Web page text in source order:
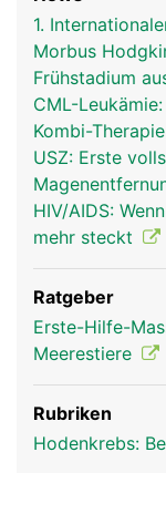
1.
Morbus
Frühstadium
CML-
Kombi-Therapie
USZ: Erste
HIV/AIDS:
mehr steckt
Ratgeber
Erste-Hilfe-
Meerestiere
Rubriken
Hodenkrebs: